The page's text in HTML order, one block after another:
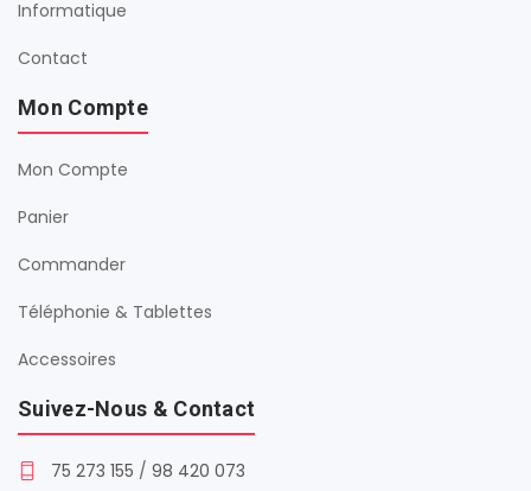
Informatique
Contact
Mon Compte
Mon Compte
Panier
Commander
Téléphonie & Tablettes
Accessoires
Suivez-Nous & Contact
75 273 155 / 98 420 073